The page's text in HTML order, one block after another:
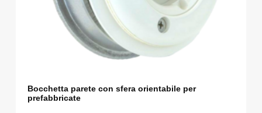
Bocchetta parete con sfera orientabile per
prefabbricate